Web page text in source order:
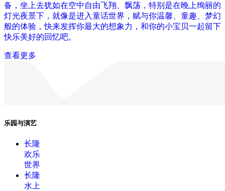
备，坐上去犹如在空中自由飞翔、飘荡，特别是在晚上绚丽的
灯光夜景下，就像是进入童话世界，赋与你温馨、童趣、梦幻
般的体验，快来发挥你最大的想象力，和你的小宝贝一起留下
快乐美好的回忆吧。
查看更多
乐园与演艺
长隆
欢乐
世界
长隆
水上